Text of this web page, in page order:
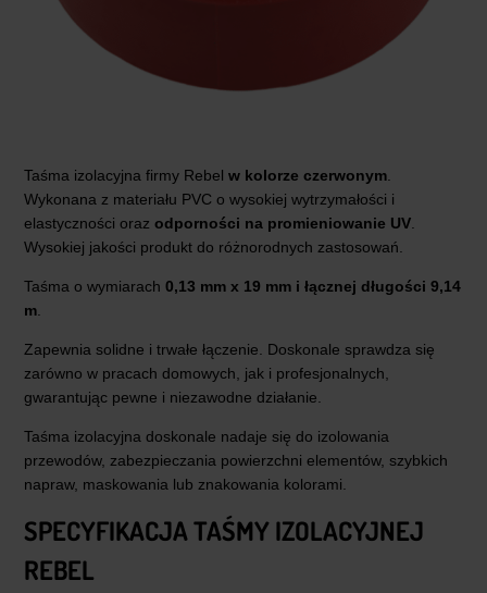
Taśma izolacyjna firmy Rebel w kolorze czerwonym
Wykonana z materiału PVC o wysokiej wytrzymałości i
elastyczności oraz odporności na promieniowanie UV
Wysokiej jakości produkt do różnorodnych zastosowań.
Taśma o wymiarach 0,13 mm x 19 mm i łącznej długości 9,14
m
Zapewnia solidne i trwałe łączenie. Doskonale sprawdza się
zarówno w pracach domowych, jak i profesjonalnych,
gwarantując pewne i niezawodne działanie.
Taśma izolacyjna doskonale nadaje się do izolowania
przewodów, zabezpieczania powierzchni elementów, szybkich
napraw, maskowania lub znakowania kolorami.
SPECYFIKACJA TAŚMY IZOLACYJNEJ
REBEL